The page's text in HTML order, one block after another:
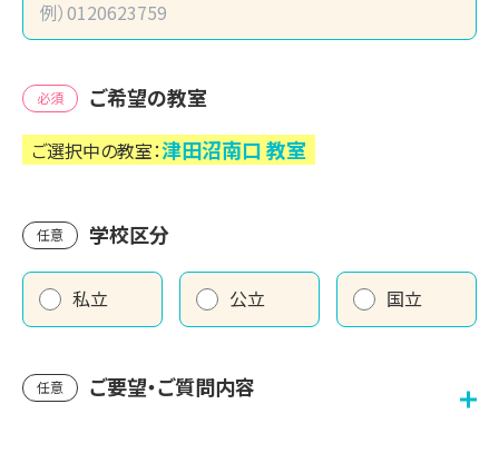
必須 ご希望の教室
ご選択中の教室：津田沼南口教室
任意 学校区分
私立 公立 国立
任意 ご要望・ご質問内容